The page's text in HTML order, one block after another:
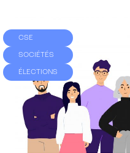
CSE
SOCIÉTÉS
ÉLECTIONS